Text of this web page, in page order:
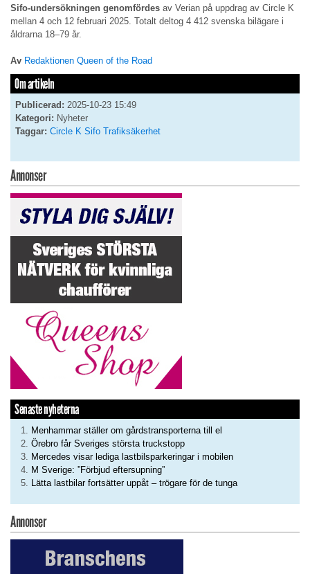
Sifo-undersökningen genomfördes av Verian på uppdrag av Circle K
mellan 4 och 12 februari 2025. Totalt deltog 4 412 svenska bilägare i
åldrarna 18–79 år.
Av Redaktionen Queen of the Road
Om artikeln
Publicerad: 2025-10-23 15:49
Kategori: Nyheter
Taggar: Circle K Sifo Trafiksäkerhet
Annonser
Senaste nyheterna
Menhammar ställer om gårdstransporterna till el
Örebro får Sveriges största truckstopp
Mercedes visar lediga lastbilsparkeringar i mobilen
M Sverige: ”Förbjud eftersupning”
Lätta lastbilar fortsätter uppåt – trögare för de tunga
Annonser